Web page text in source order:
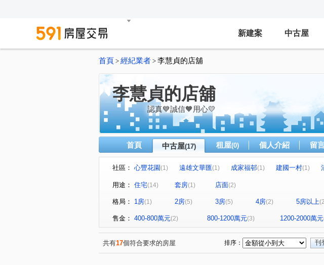
新建案 中古屋
首頁 > 經紀業者 > 李慧貞的店舖
李慧貞的店舖
認真💙誠信🧡用心💛
首頁 中古屋(17) 租屋(0) 個人介紹 留
社區： 心豐花園(1) 遠雄文華匯(1) 成家福邨(1) 建國一村(1)
市政御璽 佳鋐華興悦 (1)
館前路 自強北路 建興路一段 (1) 縣政一街 (1) 尖
華興三街(1) 金城路三段(1) 南富村四灣(1)
光明六路(1) 青海南街(1)
用途： 住宅(14) 套房(1) 店面(2)
格局： 1房(1) 2房(5) 3房(5) 4房(2) 5房以上
售金： 400-800萬元(2) 800-1200萬元(3) 1200-2000萬元
共有17個符合要求的房屋 刊
排序：